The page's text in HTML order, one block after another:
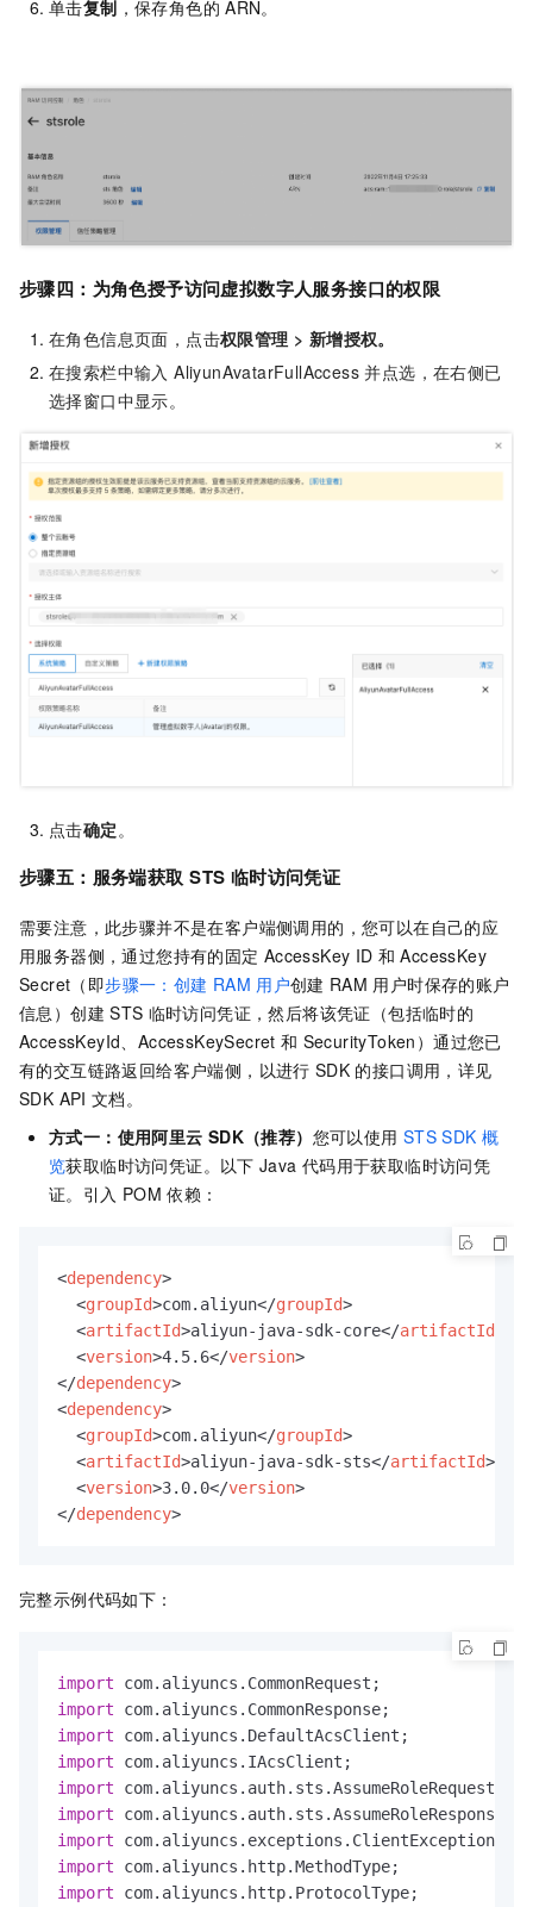
单击复制 ，保存角色的 ARN。
步骤四：为角色授予访问虚拟数字人服务接口的权限
在角色信息页面，点击权限管理 > 新增授权。
在搜索栏中输入 AliyunAvatarFullAccess 并点选，在右侧已
选择窗口中显示。
点击确定 。
步骤五：服务端获取 STS 临时访问凭证
需要注意，此步骤并不是在客户端侧调用的，您可以在自己的应
用服务器侧，通过您持有的固定 AccessKey ID 和 AccessKey
Secret（即步骤一：创建 RAM 用户创建 RAM 用户时保存的账户
信息）创建 STS 临时访问凭证，然后将该凭证（包括临时的
AccessKeyId、AccessKeySecret 和 SecurityToken）通过您已
有的交互链路返回给客户端侧，以进行 SDK 的接口调用，详见
SDK API 文档。
方式一：使用阿里云 SDK（推荐） 您可以使用 STS SDK 概
览获取临时访问凭证。以下 Java 代码用于获取临时访问凭
证。引入 POM 依赖：
<dependency>
<groupId>com.aliyun</groupId>
<artifactId>aliyun-java-sdk-core</artifactId
<version>4.5.6</version>
</dependency>
<dependency>
<groupId>com.aliyun</groupId>
<artifactId>aliyun-java-sdk-sts</artifactId>
<version>3.0.0</version>
</dependency>
完整示例代码如下：
import
import
import
import
import
import
import
import
import